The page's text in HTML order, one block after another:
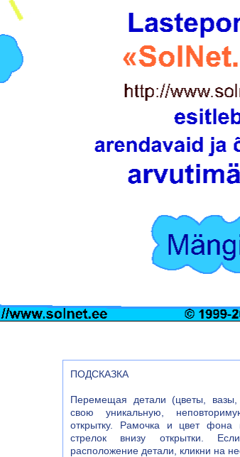
ПОДСКАЗКА
Перемещая детали (цветы, вазы,
свою уникальную,
открытку. Рамочка и цвет фона
стрелок внизу открытки.
расположение детали, кликни на